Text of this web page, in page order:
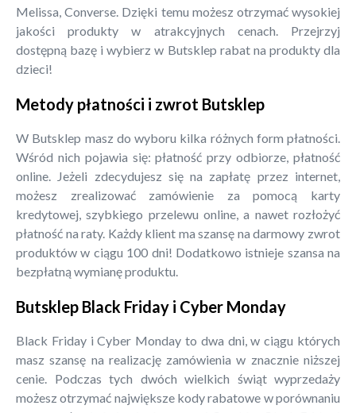
Melissa, Converse. Dzięki temu możesz otrzymać wysokiej
jakości produkty w atrakcyjnych cenach. Przejrzyj
dostępną bazę i wybierz w Butsklep rabat na produkty dla
dzieci!
Metody płatności i zwrot Butsklep
W Butsklep masz do wyboru kilka różnych form płatności.
Wśród nich pojawia się: płatność przy odbiorze, płatność
online. Jeżeli zdecydujesz się na zapłatę przez internet,
możesz zrealizować zamówienie za pomocą karty
kredytowej, szybkiego przelewu online, a nawet rozłożyć
płatność na raty. Każdy klient ma szansę na darmowy zwrot
produktów w ciągu 100 dni! Dodatkowo istnieje szansa na
bezpłatną wymianę produktu.
Butsklep Black Friday i Cyber Monday
Black Friday i Cyber Monday to dwa dni, w ciągu których
masz szansę na realizację zamówienia w znacznie niższej
cenie. Podczas tych dwóch wielkich świąt wyprzedaży
możesz otrzymać największe kody rabatowe w porównaniu